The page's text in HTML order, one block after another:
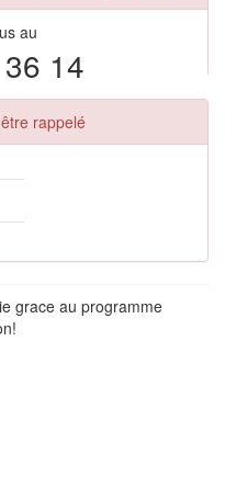
au
14
rappelé
grace au programme